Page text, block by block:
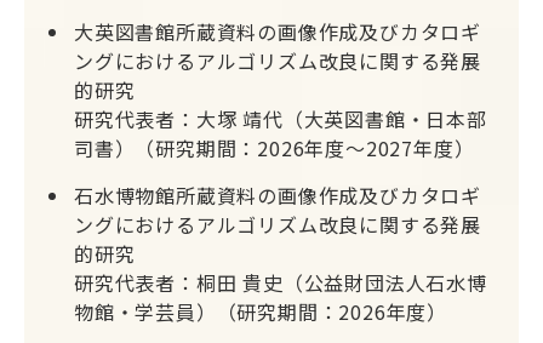
大英図書館所蔵資料の画像作成及びカタロギ
ングにおけるアルゴリズム改良に関する発展
的研究
研究代表者：大塚 靖代（大英図書館・日本部
司書）（研究期間：2026年度～2027年度）
石水博物館所蔵資料の画像作成及びカタロギ
ングにおけるアルゴリズム改良に関する発展
的研究
研究代表者：桐田 貴史（公益財団法人石水博
物館・学芸員）（研究期間：2026年度）